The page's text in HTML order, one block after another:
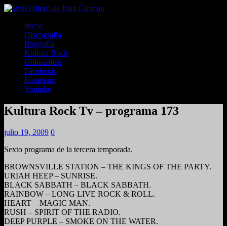
Inicio
Discografía
Biografía
Kultura Rock
Gillmanfest
Facebook
Instagram
Youtube
Kultura Rock Tv – programa 173
julio 19, 2009 0
Sexto programa de la tercera temporada.
BROWNSVILLE STATION – THE KINGS OF THE PARTY.
URIAH HEEP – SUNRISE.
BLACK SABBATH – BLACK SABBATH.
RAINBOW – LONG LIVE ROCK & ROLL.
HEART – MAGIC MAN.
RUSH – SPIRIT OF THE RADIO.
DEEP PURPLE – SMOKE ON THE WATER.